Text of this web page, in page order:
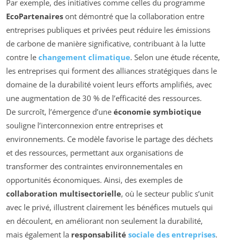
Par exemple, des initiatives comme celles du programme
EcoPartenaires ont démontré que la collaboration entre
entreprises publiques et privées peut réduire les émissions
de carbone de manière significative, contribuant à la lutte
contre le changement climatique. Selon une étude récente,
les entreprises qui forment des alliances stratégiques dans le
domaine de la durabilité voient leurs efforts amplifiés, avec
une augmentation de 30 % de l’efficacité des ressources.
De surcroît, l’émergence d’une économie symbiotique
souligne l’interconnexion entre entreprises et
environnements. Ce modèle favorise le partage des déchets
et des ressources, permettant aux organisations de
transformer des contraintes environnementales en
opportunités économiques. Ainsi, des exemples de
collaboration multisectorielle, où le secteur public s’unit
avec le privé, illustrent clairement les bénéfices mutuels qui
en découlent, en améliorant non seulement la durabilité,
mais également la responsabilité sociale des entreprises.